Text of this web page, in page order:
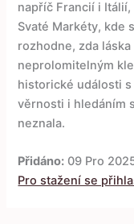
napříč Francií i
Svaté Markéty, kde
rozhodne, zda
neprolomitelným
historické události
věrnosti i hledáním
neznala.
Přidáno: 09 Pro
Pro stažení se